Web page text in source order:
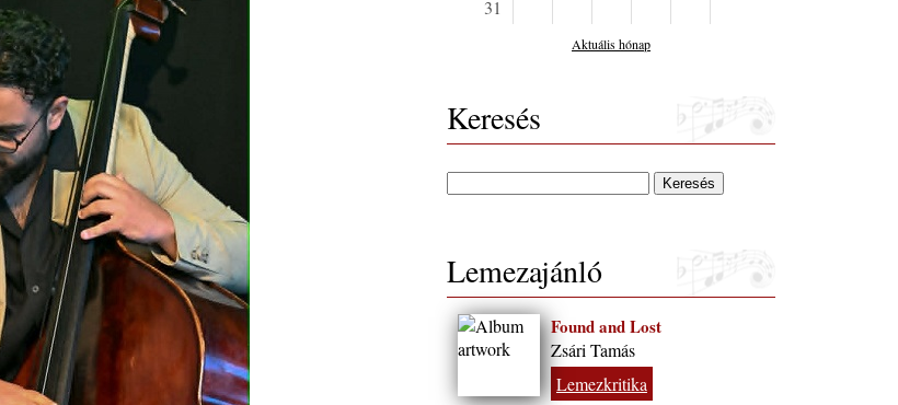
31
Aktuális hónap
Keresés
Lemezajánló
Found and Lost
Zsári Tamás
Lemezkritika